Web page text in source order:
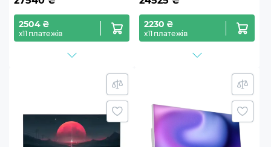
2504 ₴
х11 платежів
2230 ₴
х11 платежів